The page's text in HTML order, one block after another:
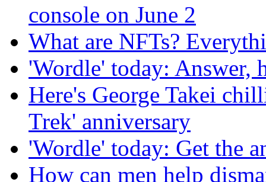
console on June 2
What are NFTs?
'Wordle' today: Answer,
Here's George Takei
Trek' anniversary
'Wordle' today: Get the
How can men help